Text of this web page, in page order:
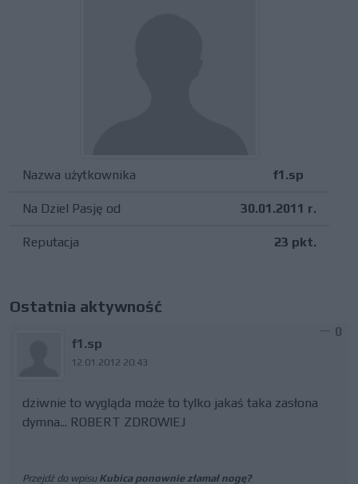
Nazwa użytkownika f1.sp
Na Dziel Pasję od 30.01.2011 r.
Reputacja 23 pkt.
Ostatnia aktywność
f1.sp
12.01.2012 20:43
0
dziwnie to wygląda może to tylko jakaś taka zasłona
dymna... ROBERT ZDROWIEJ
Przejdź do wpisu Kubica ponownie złamał nogę?